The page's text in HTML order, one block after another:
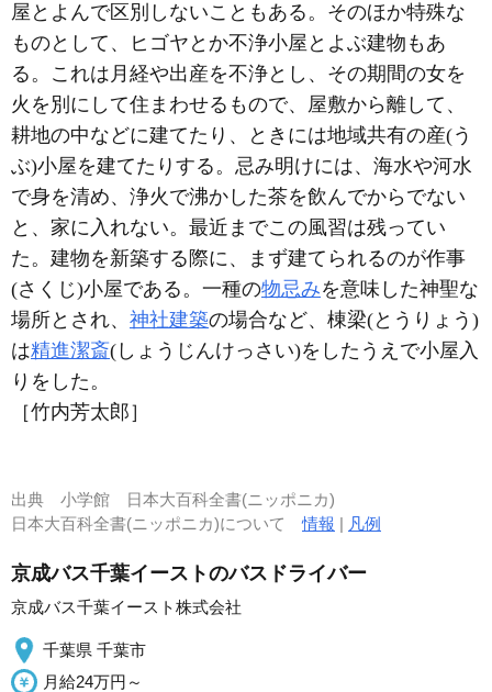
屋とよんで区別しないこともある。そのほか特殊な
ものとして、ヒゴヤとか不浄小屋とよぶ建物もあ
る。これは月経や出産を不浄とし、その期間の女を
火を別にして住まわせるもので、屋敷から離して、
耕地の中などに建てたり、ときには地域共有の産(う
ぶ)小屋を建てたりする。忌み明けには、海水や河水
で身を清め、浄火で沸かした茶を飲んでからでない
と、家に入れない。最近までこの風習は残ってい
た。建物を新築する際に、まず建てられるのが作事
(さくじ)小屋である。一種の物忌みを意味した神聖な
場所とされ、 神社建築の場合など、棟梁(とうりょう)
は精進潔斎(しょうじんけっさい)をしたうえで小屋入
りをした。
［竹内芳太郎］
出典 小学館 日本大百科全書(ニッポニカ)
日本大百科全書(ニッポニカ)について情報 | 凡例
京成バス千葉イーストのバスドライバー
京成バス千葉イースト株式会社
千葉県 千葉市
月給24万円～